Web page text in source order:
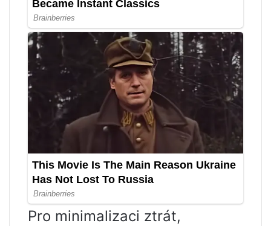
Pro minimalizaci ztrát,